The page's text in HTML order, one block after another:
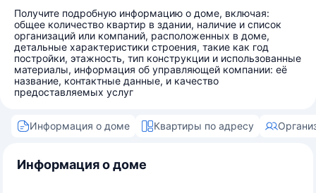
Получите подробную информацию о доме, включая:
общее количество квартир в здании, наличие и список
организаций или компаний, расположенных в доме,
детальные характеристики строения, такие как год
постройки, этажность, тип конструкции и использованные
материалы, информация об управляющей компании: её
название, контактные данные, и качество
предоставляемых услуг
Информация о доме Квартиры по адресу
Информация о доме